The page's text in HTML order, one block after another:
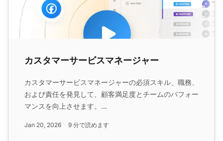
カスタマーサービスマネージャー
カスタマーサービスマネージャーの必須スキル、職務、
および責任を発見して、顧客満足度とチームのパフォー
マンスを向上させます。...
Jan 20, 2026 9 分で読めます